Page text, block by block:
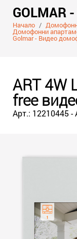
Начало /
Домофонни
Golmar - Видео
ART 4W
free
Арт.: 12210445 -